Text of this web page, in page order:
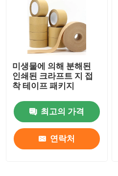
봅프 접착 테이프
크라프트 지 접착 테이프
PET 접착 테이프
PVC 접착 테이프
봅프 테이프 대형롤
미생물에 의해 분해된
인쇄된 크라프트 지 접
착 테이프 패키지
최고의 가격
연락처